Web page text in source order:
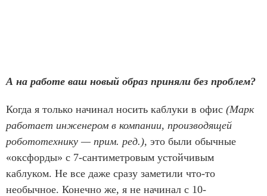
А на работе ваш новый образ приняли без проблем?
Когда я только начинал носить каблуки в офис (Марк
работает инженером в компании, производящей
робототехнику — прим. ред.), это были обычные
«оксфорды» с 7-сантиметровым устойчивым
каблуком. Не все даже сразу заметили что-то
необычное. Конечно же, я не начинал с 10-